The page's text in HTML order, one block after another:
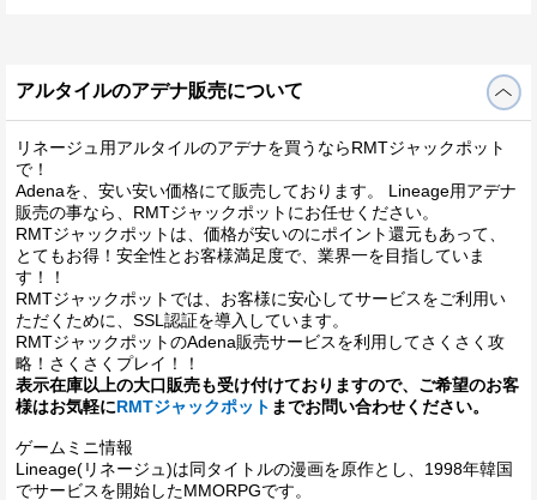
アルタイルのアデナ販売について
リネージュ用アルタイルのアデナを買うならRMTジャックポット
で！
Adenaを、安い安い価格にて販売しております。 Lineage用アデナ
販売の事なら、RMTジャックポットにお任せください。
RMTジャックポットは、価格が安いのにポイント還元もあって、
とてもお得！安全性とお客様満足度で、業界一を目指していま
す！！
RMTジャックポットでは、お客様に安心してサービスをご利用い
ただくために、SSL認証を導入しています。
RMTジャックポットのAdena販売サービスを利用してさくさく攻
略！さくさくプレイ！！
表示在庫以上の大口販売も受け付けておりますので、ご希望のお客
様はお気軽にRMTジャックポット までお問い合わせください。
ゲームミニ情報
Lineage(リネージュ)は同タイトルの漫画を原作とし、1998年韓国
でサービスを開始したMMORPGです。